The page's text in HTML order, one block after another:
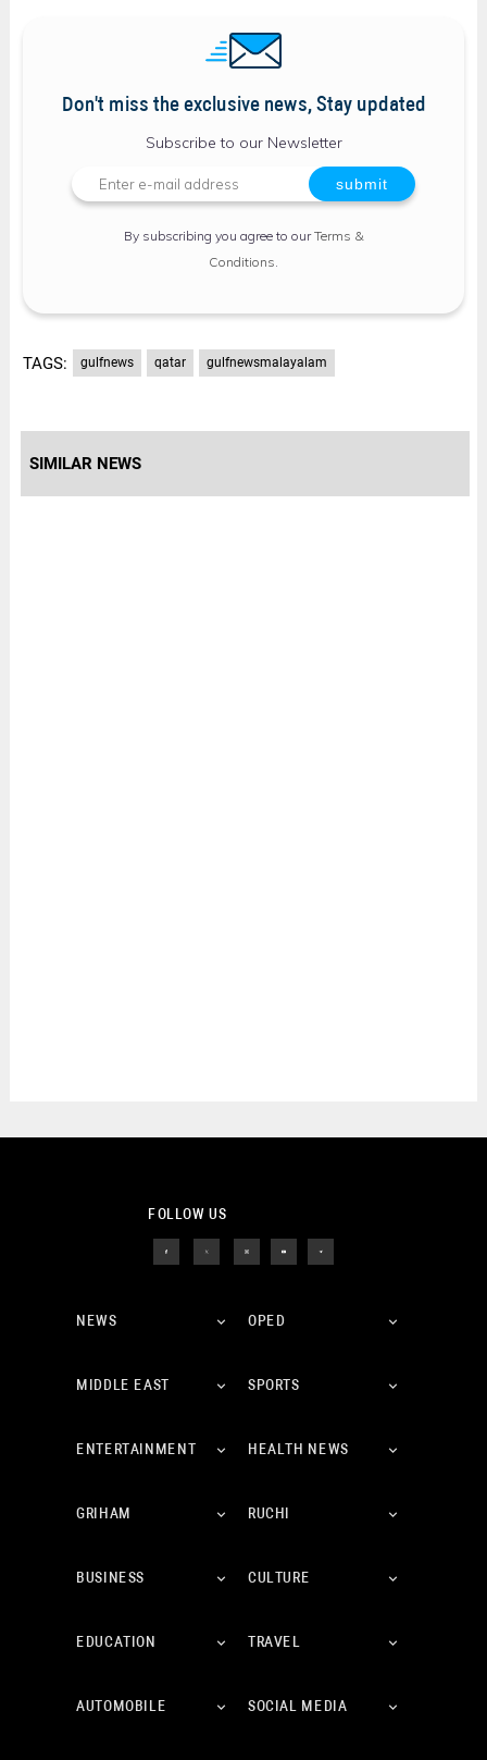
Don't miss the exclusive news, Stay updated
Subscribe to our Newsletter
By subscribing you agree to ourTerms &
Conditions
TAGS: gulfnews qatar​ gulfnewsmalayalam
SIMILAR NEWS
FOLLOW US
NEWS OPED
MIDDLE EAST SPORTS
ENTERTAINMENT HEALTH NEWS
GRIHAM RUCHI
BUSINESS CULTURE
EDUCATION TRAVEL
AUTOMOBILE SOCIAL MEDIA